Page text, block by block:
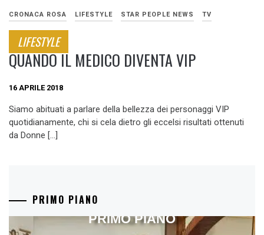
CRONACA ROSA LIFESTYLE STAR PEOPLE NEWS TV
LIFESTYLE
QUANDO IL MEDICO DIVENTA VIP
16 APRILE 2018
Siamo abituati a parlare della bellezza dei personaggi VIP
quotidianamente, chi si cela dietro gli eccelsi risultati ottenuti
da Donne […]
PRIMO PIANO
PRIMO PIANO